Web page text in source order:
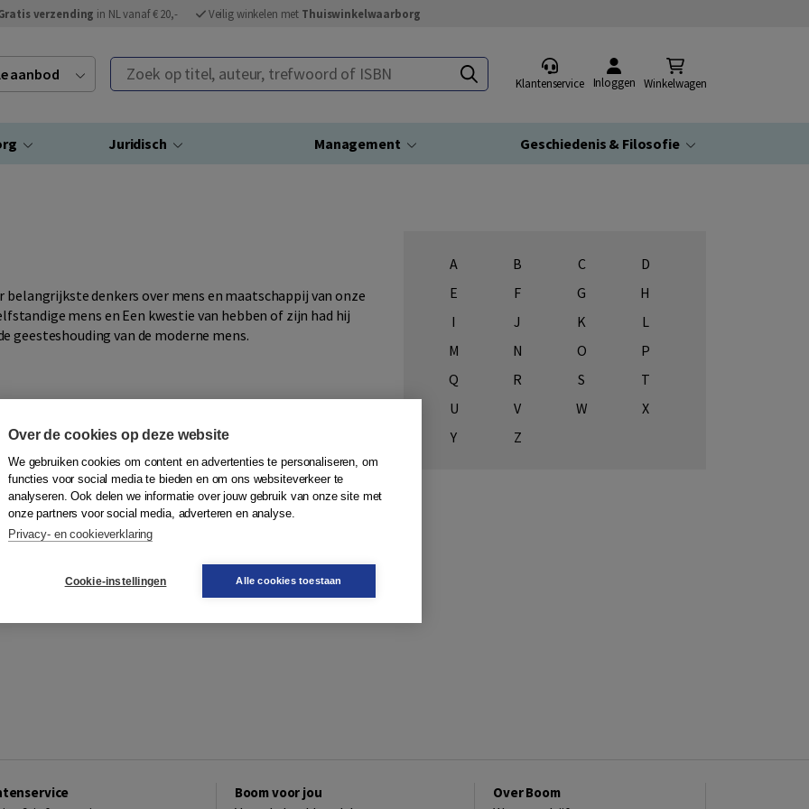
verzending in NL vanaf € 20,- Veilig winkelen met Thuiswinkelwaarborg
aanbod Zoek op titel, auteur, trefwoord of ISBN
Klantenservice Inloggen Winkelwagen
Juridisch Management Geschiedenis & Filosofie
belangrijkste denkers over mens en maatschappij van onze
mens en Een kwestie van hebben of zijn had hij
geesteshouding van de moderne mens.
A B C
D
E
F G
H
I
J K
L
M
N O
P
Q
R S
T
U
V W
X
Y
Z
Boom voor jou Over Boom
Over de cookies op deze website
We gebruiken cookies om content en advertenties te personaliseren, om
functies voor social media te bieden en om ons websiteverkeer te
analyseren. Ook delen we informatie over jouw gebruik van onze site met
onze partners voor social media, adverteren en analyse.
Privacy- en cookieverklaring
Cookie-instellingen Alle cookies toestaan